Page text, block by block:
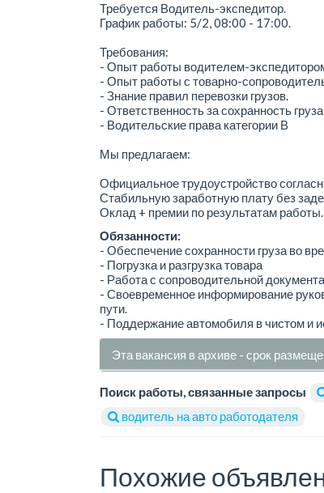
Требуется Водитель-экспедитор.
График работы: 5/2, 08:00 - 17:00.
Требования:
- Опыт работы водителем-
- Опыт работы с товарно-
- Знание правил перевозки грузов.
- Ответственность за сохранность
- Водительские права категории В
Мы предлагаем:
Официальное трудоустройство
Стабильную заработную плату без
Оклад + премии по результатам работы.
Обязанности:
- Обеспечение сохранности груза во
- Погрузка и разгрузка товара
- Работа с сопроводительной
- Своевременное информирование
пути.
- Поддержание автомобиля в чистом и
Эта вакансия в архиве - срок
Поиск работы, связанные запросы
водитель на авто работодателя
Похожие